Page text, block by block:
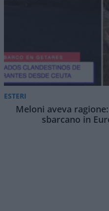
ESTERI
Meloni aveva
sbarcano in